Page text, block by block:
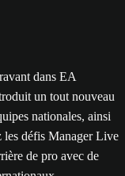
dans EA
un tout nouveau
nationales, ainsi
les défis Manager Live
de pro avec de